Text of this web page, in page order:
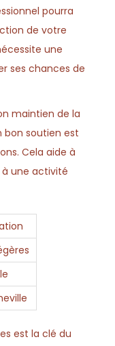
pourra
de votre
une
ses chances de
maintien de la
bon soutien est
Cela aide à
une activité
est la clé du